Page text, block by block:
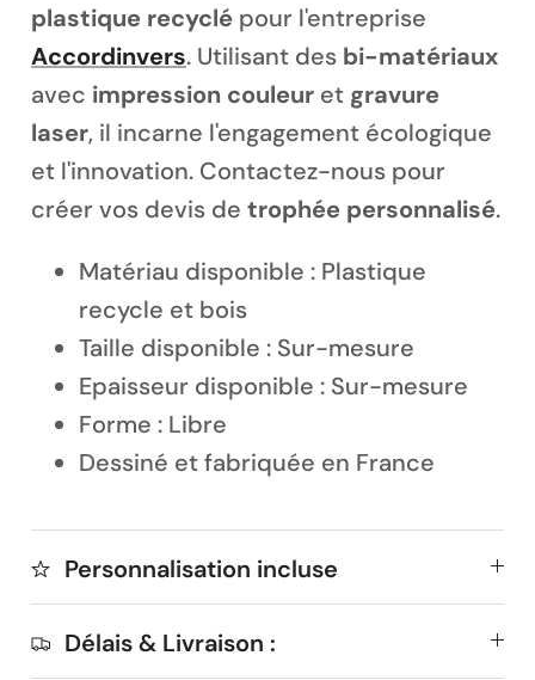
Magnet personnalisé
plastique recyclé pour l'entreprise
Accordinvers. Utilisant des bi-matériaux
avec impression couleur et gravure
laser, il incarne l'engagement écologique
et l'innovation. Contactez-nous pour
créer vos devis de trophée personnalisé.
Matériau disponible : Plastique
recycle et bois
Taille disponible : Sur-mesure
Epaisseur disponible : Sur-mesure
Forme : Libre
Dessiné et fabriquée en France
Personnalisation incluse
Délais & Livraison :